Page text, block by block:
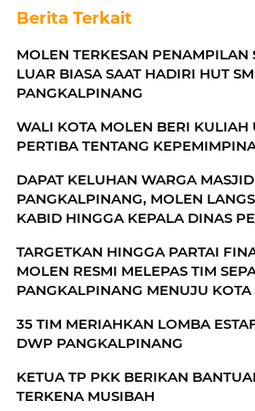
Berita Terkait
MOLEN TERKESAN PENAMPILAN
LUAR BIASA SAAT HADIRI HUT
PANGKALPINANG
WALI KOTA MOLEN BERI KULIAH
PERTIBA TENTANG
DAPAT KELUHAN WARGA
PANGKALPINANG, MOLEN
KABID HINGGA KEPALA DINAS
TARGETKAN HINGGA PARTAI
MOLEN RESMI MELEPAS TIM
PANGKALPINANG MENUJU
35 TIM MERIAHKAN LOMBA
DWP PANGKALPINANG
KETUA TP PKK BERIKAN
TERKENA MUSIBAH